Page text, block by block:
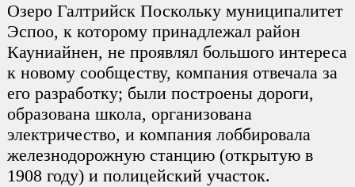
Озеро Галтрийск Поскольку муниципалитет
Эспоо, к которому принадлежал район
Кауниайнен, не проявлял большого интереса
к новому сообществу, компания отвечала за
его разработку; были построены дороги,
образована школа, организована
электричество, и компания лоббировала
железнодорожную станцию (открытую в
1908 году) и полицейский участок.